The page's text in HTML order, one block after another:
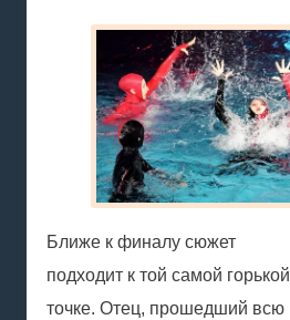
Ближе к финалу сюжет
подходит к той самой горькой
точке. Отец, прошедший всю